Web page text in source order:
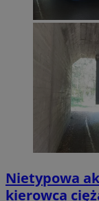
Nietypowa
kierowca